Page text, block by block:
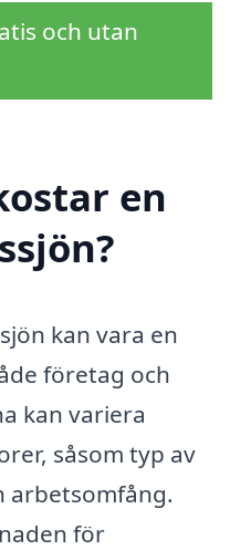
och utan
en
kan vara en
företag och
kan variera
såsom typ av
arbetsomfång.
för